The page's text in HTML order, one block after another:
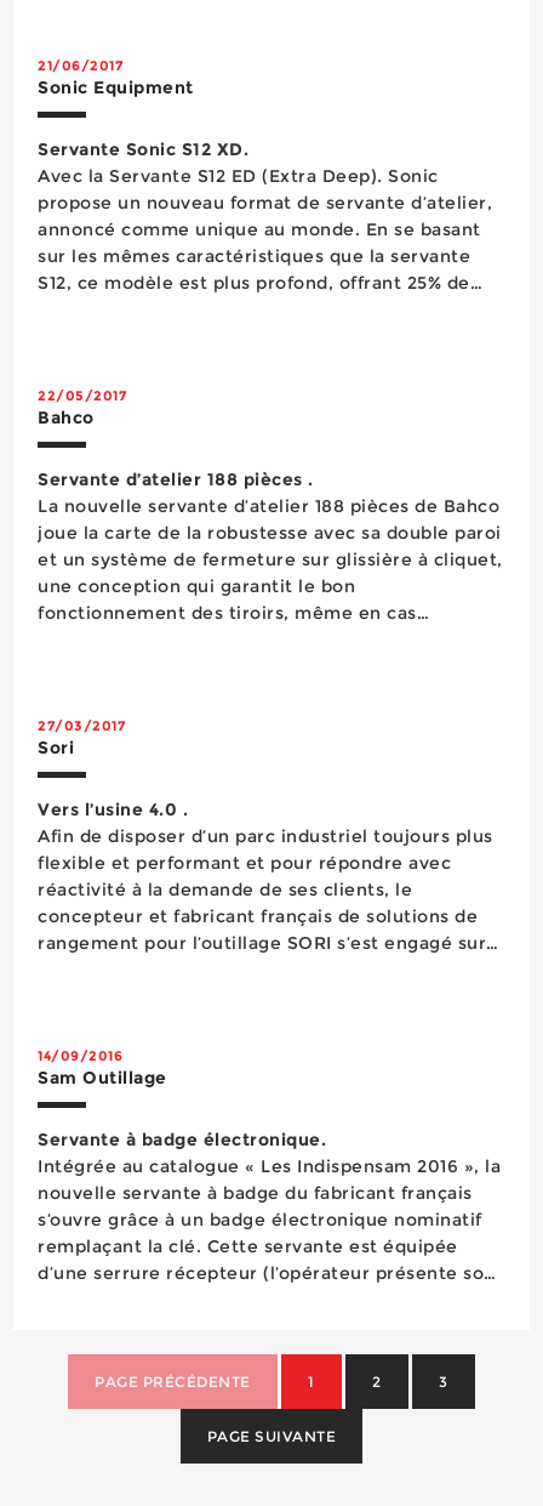
21/06/2017
Sonic Equipment
Servante Sonic S12 XD.
Avec la Servante S12 ED (Extra Deep). Sonic
propose un nouveau format de servante d’atelier,
annoncé comme unique au monde. En se basant
sur les mêmes caractéristiques que la servante
S12, ce modèle est plus profond, offrant 25% de
22/05/2017
Bahco
Servante d’atelier 188 pièces .
La nouvelle servante d’atelier 188 pièces de Bahco
joue la carte de la robustesse avec sa double paroi
et un système de fermeture sur glissière à cliquet,
une conception qui garantit le bon
fonctionnement des tiroirs, même en cas
27/03/2017
Sori
Vers l’usine 4.0 .
Afin de disposer d’un parc industriel toujours plus
flexible et performant et pour répondre avec
réactivité à la demande de ses clients, le
concepteur et fabricant français de solutions de
rangement pour l’outillage SORI s’est engagé sur
14/09/2016
Sam Outillage
Servante à badge électronique.
Intégrée au catalogue « Les Indispensam 2016 », la
nouvelle servante à badge du fabricant français
s’ouvre grâce à un badge électronique nominatif
remplaçant la clé. Cette servante est équipée
d’une serrure récepteur (l’opérateur présente son
PAGE PRÉCÉDENTE 1 2 3
PAGE SUIVANTE